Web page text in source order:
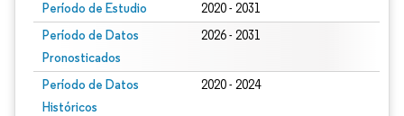
Período de Estudio 2020 - 2031
Período de Datos
Pronosticados
2026 - 2031
Período de Datos
Históricos
2020 - 2024